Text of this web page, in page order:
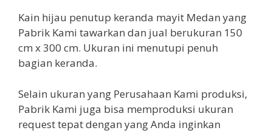
Kain hijau penutup keranda mayit Medan yang
Pabrik Kami tawarkan dan jual berukuran 150
cm x 300 cm. Ukuran ini menutupi penuh
bagian keranda.
Selain ukuran yang Perusahaan Kami produksi,
Pabrik Kami juga bisa memproduksi ukuran
request tepat dengan yang Anda inginkan